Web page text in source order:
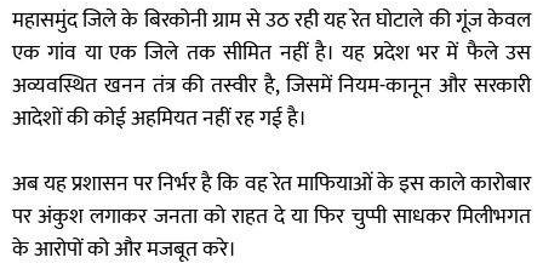
महासमुंद जिले के बिरकोनी ग्राम से उठ रही यह रेत घोटाले की गूंज केवल
एक गांव या एक जिले तक सीमित नहीं है। यह प्रदेश भर में फैले उस
अव्यवस्थित खनन तंत्र की तस्वीर है, जिसमें नियम-कानून और सरकारी
आदेशों की कोई अहमियत नहीं रह गई है।
अब यह प्रशासन पर निर्भर है कि वह रेत माफियाओं के इस काले कारोबार
पर अंकुश लगाकर जनता को राहत दे या फिर चुप्पी साधकर मिलीभगत
के आरोपों को और मजबूत करे।